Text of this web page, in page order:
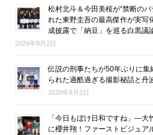
松村北斗＆今田美桜が“禁断の
れた東野圭吾の最高傑作が実写
成披露で「納豆」を巡る白黒議
2026年8月2日
伝説の刑事たちが50年ぶりに集
られた過酷過ぎる撮影秘話と丹
2026年8月2日
「今日もぼけ日和ですね」―大
に櫻井翔！ファーストビジュア